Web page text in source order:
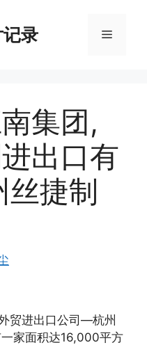
录 菜
集团,
出口有
丝捷制
贸进出口公司—杭州
家面积达16,000平方